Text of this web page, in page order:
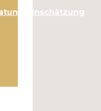
Einschätzung